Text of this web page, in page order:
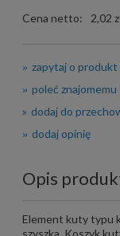
Cena netto: 2,02
zapytaj o produkt
poleć znajomemu
dodaj do
dodaj opinię
Opis
Element kuty typu
szyszka. Koszyk